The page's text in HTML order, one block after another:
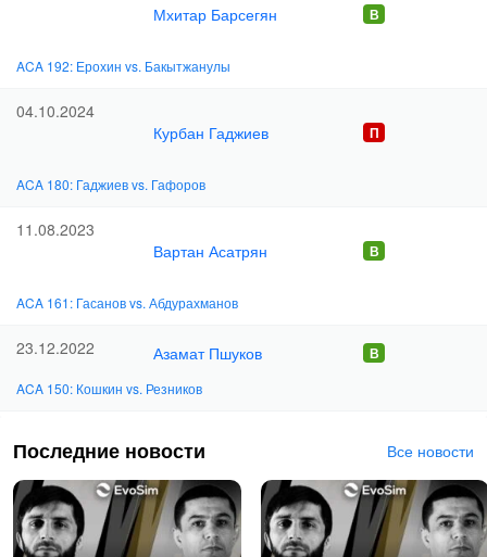
Мхитар Барсегян
ACA 192: Ерохин vs. Бакытжанулы
04.10.2024
Курбан Гаджиев
ACA 180: Гаджиев vs. Гафоров
11.08.2023
Вартан Асатрян
ACA 161: Гасанов vs. Абдурахманов
23.12.2022 Азамат Пшуков
ACA 150: Кошкин vs. Резников
Последние новости Все новости